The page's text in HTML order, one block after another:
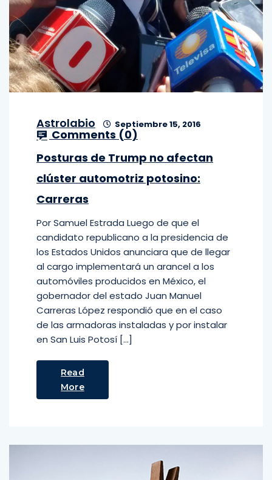
Astrolabio Septiembre 15, 2016
Comments (0)
Posturas de Trump no afectan
clúster automotriz potosino:
Carreras
Por Samuel Estrada Luego de que el
candidato republicano a la presidencia de
los Estados Unidos anunciara que de llegar
al cargo implementará un arancel a los
automóviles producidos en México, el
gobernador del estado Juan Manuel
Carreras López respondió que en el caso
de las armadoras instaladas y por instalar
en San Luis Potosí […]
Read
More